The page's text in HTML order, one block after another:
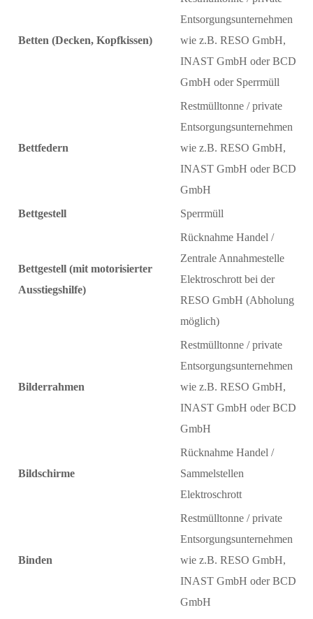
Betten (Decken, Kopfkissen)
Entsorgungsunternehmen
wie z.B. RESO GmbH,
INAST GmbH oder BCD
GmbH oder Sperrmüll
Bettfedern
Restmülltonne / private
Entsorgungsunternehmen
wie z.B. RESO GmbH,
INAST GmbH oder BCD
GmbH
Bettgestell
Sperrmüll
Bettgestell (mit motorisierter
Ausstiegshilfe)
Rücknahme Handel /
Zentrale Annahmestelle
Elektroschrott bei der
RESO GmbH (Abholung
möglich)
Bilderrahmen
Restmülltonne / private
Entsorgungsunternehmen
wie z.B. RESO GmbH,
INAST GmbH oder BCD
GmbH
Bildschirme
Rücknahme Handel /
Sammelstellen
Elektroschrott
Binden
Restmülltonne / private
Entsorgungsunternehmen
wie z.B. RESO GmbH,
INAST GmbH oder BCD
GmbH